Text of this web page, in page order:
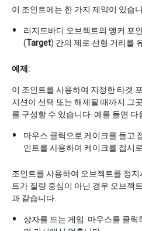
이 조인트에는 한 가지 제약이 있습
리지드바디 오브젝트의 앵커 포
(Target) 간의 제로 선형 거리를
예제:
이 조인트를 사용하여 지정한 타겟
지션이 선택 또는 해제될 때까지 그
를 구성할 수 있습니다. 예를 들면 다
마우스 클릭으로 케이크를 들고
인트를 사용하여 케이크를 접시
조인트를 사용하여 오브젝트를 정
트가 질량 중심이 아닌 경우 오브젝
과 같습니다.
상자를 드는 게임. 마우스를 클